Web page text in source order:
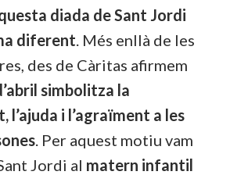
diada de Sant Jordi
diferent. Més enllà de les
des de Càritas afirmem
simbolitza la
i l’agraïment a les
. Per aquest motiu vam
Jordi al matern infantil